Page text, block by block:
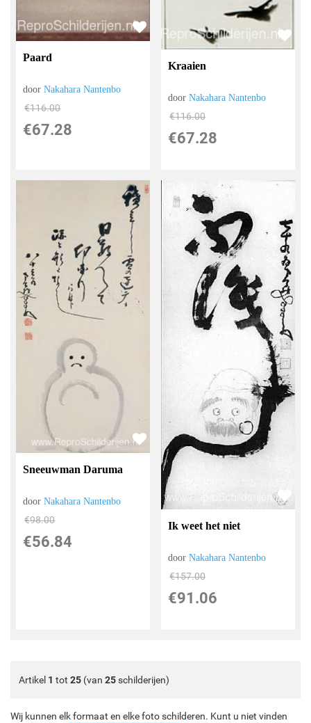
Paard
doorNakahara Nantenbo
€116.00
€67.28
Kraaien
doorNakahara Nantenbo
€116.00
€67.28
Sneeuwman Daruma
doorNakahara Nantenbo
€98.00
€56.84
Ik weet het niet
doorNakahara Nantenbo
€157.00
€91.06
Artikel 1 tot 25 (van 25schilderijen)
Wij kunnen elk formaat en elke foto schilderen. Kunt u niet vinden